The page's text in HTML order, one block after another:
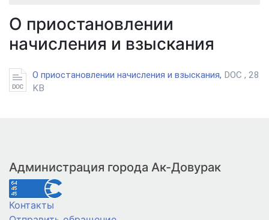
О приостановлении
начисления и взыскания
О приостановлении начисления и взыскания, DOC , 28
KB
Администрация города Ак-Довурак
Контакты